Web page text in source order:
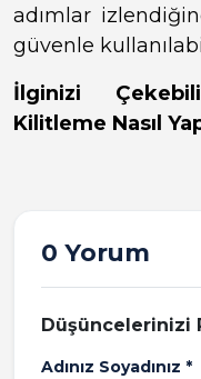
adımlar
güvenle
İlginizi
Kilitleme Nasıl
0 Yorum
Düşüncelerinizi
Adınız Soyadınız *